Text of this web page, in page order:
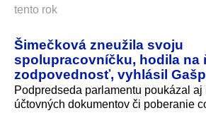
tento rok
Šimečková zneužila svoju
spolupracovníčku, hodila na
zodpovednosť, vyhlásil
Podpredseda parlamentu poukázal
účtovných dokumentov či poberanie